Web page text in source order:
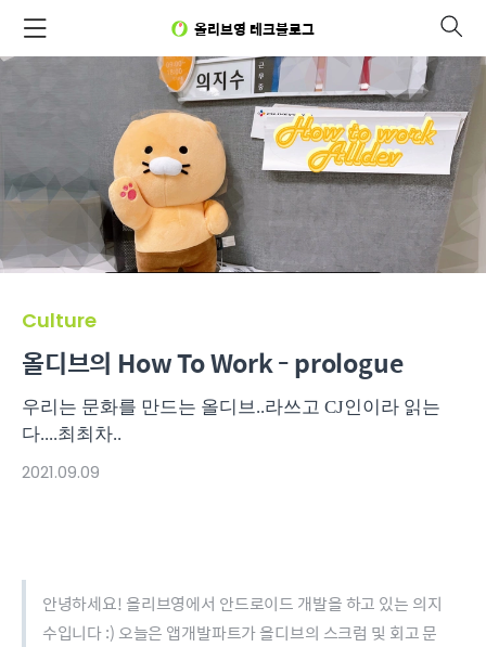
올리브영 테크블로그
Culture
올디브의 How To Work - prologue
우리는 문화를 만드는 올디브..라쓰고 CJ인이라 읽는
다....최최차..
2021.09.09
안녕하세요! 올리브영에서 안드로이드 개발을 하고 있는 의지
수입니다 :) 오늘은 앱개발파트가 올디브의 스크럼 및 회고 문